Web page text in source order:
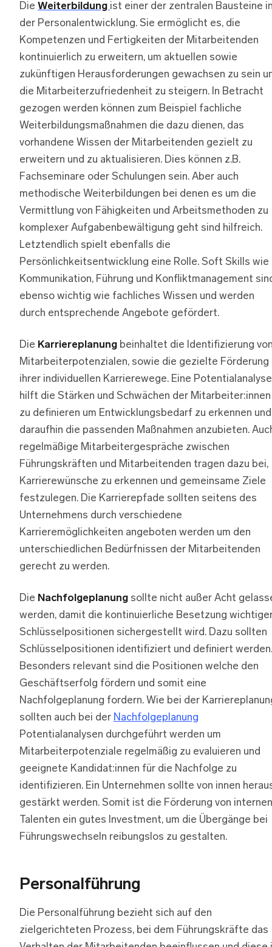
Die Weiterbildung ist einer der zentralen Bausteine
der Personalentwicklung. Sie ermöglicht es, die
Kompetenzen und Fertigkeiten der Mitarbeitenden
kontinuierlich zu erweitern, um aktuellen sowie
zukünftigen Herausforderungen gewachsen zu sein
die Mitarbeiterzufriedenheit zu steigern. In Betracht
gezogen werden können zum Beispiel fachliche
Weiterbildungsmaßnahmen die dazu dienen, das
vorhandene Wissen der Mitarbeitenden gezielt zu
erweitern und zu aktualisieren. Dies können z.B.
Fachseminare oder Schulungen sein. Aber auch
methodische Weiterbildungen bei denen es um die
Vermittlung von Fähigkeiten und Arbeitsmethoden zu
komplexer Aufgabenbewältigung geht sind hilfreich.
Letztendlich spielt ebenfalls die
Persönlichkeitsentwicklung eine Rolle. Soft Skills wie
Kommunikation, Führung und Konfliktmanagement
ebenso wichtig wie fachliches Wissen und werden
durch entsprechende Angebote gefördert.
Die Karriereplanung beinhaltet die Identifizierung
Mitarbeiterpotenzialen, sowie die gezielte Förderung
ihrer individuellen Karrierewege. Eine Potentialanalyse
hilft die Stärken und Schwächen der Mitarbeiter:innen
zu definieren um Entwicklungsbedarf zu erkennen und
daraufhin die passenden Maßnahmen anzubieten.
regelmäßige Mitarbeitergespräche zwischen
Führungskräften und Mitarbeitenden tragen dazu bei,
Karrierewünsche zu erkennen und gemeinsame Ziele
festzulegen. Die Karrierepfade sollten seitens des
Unternehmens durch verschiedene
Karrieremöglichkeiten angeboten werden um den
unterschiedlichen Bedürfnissen der Mitarbeitenden
gerecht zu werden.
Die Nachfolgeplanung sollte nicht außer Acht
werden, damit die kontinuierliche Besetzung
Schlüsselpositionen sichergestellt wird. Dazu sollten
Schlüsselpositionen identifiziert und definiert werden.
Besonders relevant sind die Positionen welche den
Geschäftserfolg fördern und somit eine
Nachfolgeplanung fordern. Wie bei der
sollten auch bei der Nachfolgeplanung
Potentialanalysen durchgeführt werden um
Mitarbeiterpotenziale regelmäßig zu evaluieren und
geeignete Kandidat:innen für die Nachfolge zu
identifizieren. Ein Unternehmen sollte von innen
gestärkt werden. Somit ist die Förderung von internen
Talenten ein gutes Investment, um die Übergänge bei
Führungswechseln reibungslos zu gestalten.
Personalführung
Die Personalführung bezieht sich auf den
zielgerichteten Prozess, bei dem Führungskräfte das